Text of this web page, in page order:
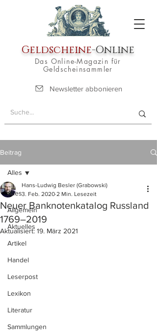
Geldscheine-Online
Das Online-Magazin für
Geldscheinsammler
Newsletter abbonieren
Beitrag
Alles
Allgemein
Aktuelles
Artikel
Handel
Leserpost
Lexikon
Literatur
Sammlungen
Alles
Neuer Banknotenkatalog Russland
1769–2019
Hans-Ludwig Besler (Grabowski)
3. Feb. 2020 2 Min. Lesezeit
Aktualisiert: 19. März 2021